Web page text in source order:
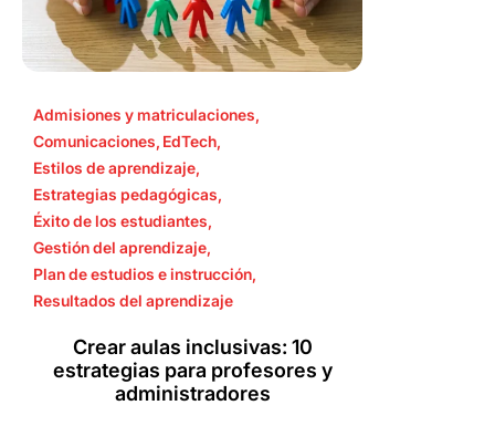
Admisiones y matriculaciones,
Comunicaciones, EdTech,
Estilos de aprendizaje,
Estrategias pedagógicas,
Éxito de los estudiantes,
Gestión del aprendizaje,
Plan de estudios e instrucción,
Resultados del aprendizaje
Crear aulas inclusivas: 10
estrategias para profesores y
administradores